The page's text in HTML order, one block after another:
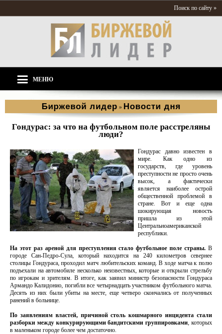
Поиск по сайту »
МЕНЮ
Биржевой лидер » Новости дня
Гондурас: за что на футбольном поле расстреляны
люди?
Гондурас давно известен в
мире. Как одно из
государств, где уровень
преступности не просто очень
высок, а фактически
является наиболее острой
общественной проблемой в
стране. Вот и еще одна
шокирующая новость
пришла из этой
Центральноамериканской
республики.
На этот раз ареной для преступления стало футбольное поле страны. В
городе Сан-Педро-Сула, который находится на 240 километров севернее
столицы Гондураса, проходил матч любительских команд. В ходе матча к полю
подъехали на автомобиле несколько неизвестных, которые и открыли стрельбу
по игрокам и зрителям. В итоге, как заявил министр безопасности Гондураса
Армандо Калидонио, погибли все четырнадцать участником футбольного матча.
Десять из них были убиты на месте, еще четверо скончались от полученных
ранений в больнице.
По заявлениям властей, причиной столь кошмарного инцидента стали
разборки между конкурирующими бандитскими группировками, которых
в маленьком городе более чем достаточно.